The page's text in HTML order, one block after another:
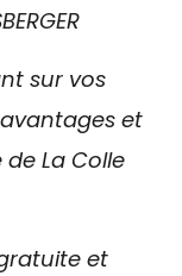
sur vos
et
La Colle
et